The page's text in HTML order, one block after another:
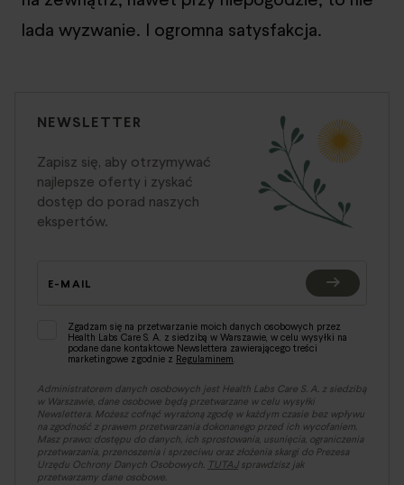
lada wyzwanie. I ogromna satysfakcja.
NEWSLETTER
Zapisz się, aby otrzymywać
najlepsze oferty i zyskać
dostęp do porad naszych
ekspertów.
E-MAIL
Zgadzam się na przetwarzanie moich danych osobowych przez
Health Labs Care S. A. z siedzibą w Warszawie, w celu wysyłki na
podane dane kontaktowe Newslettera zawierającego treści
marketingowe zgodnie z Regulaminem.
Administratorem danych osobowych jest Health Labs Care S. A. z siedzibą
w Warszawie, dane osobowe będą przetwarzane w celu wysyłki
Newslettera. Możesz cofnąć wyrażoną zgodę w każdym czasie bez wpływu
na zgodność z prawem przetwarzania dokonanego przed ich wycofaniem.
Masz prawo: dostępu do danych, ich sprostowania, usunięcia, ograniczenia
przetwarzania, przenoszenia i sprzeciwu oraz złożenia skargi do Prezesa
Urzędu Ochrony Danych Osobowych. TUTAJsprawdzisz jak
przetwarzamy dane osobowe.